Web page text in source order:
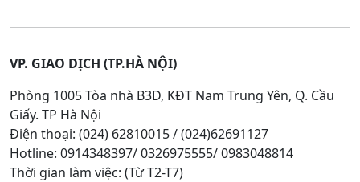
VP. GIAO DỊCH (TP.HÀ NỘI)
Phòng 1005 Tòa nhà B3D, KĐT Nam Trung Yên, Q. Cầu
Giấy. TP Hà Nội
Điện thoại: (024) 62810015 / (024)62691127
Hotline: 0914348397/ 0326975555/ 0983048814
Thời gian làm việc: (Từ T2-T7)